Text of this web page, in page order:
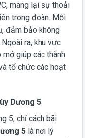
mang lại sự thoải
trong đoàn. Mỗi
đảm bảo không
ra, khu vực
mở giúp các thành
tổ chức các hoạt
Dương 5
5, chỉ cách bãi
5là nơi lý